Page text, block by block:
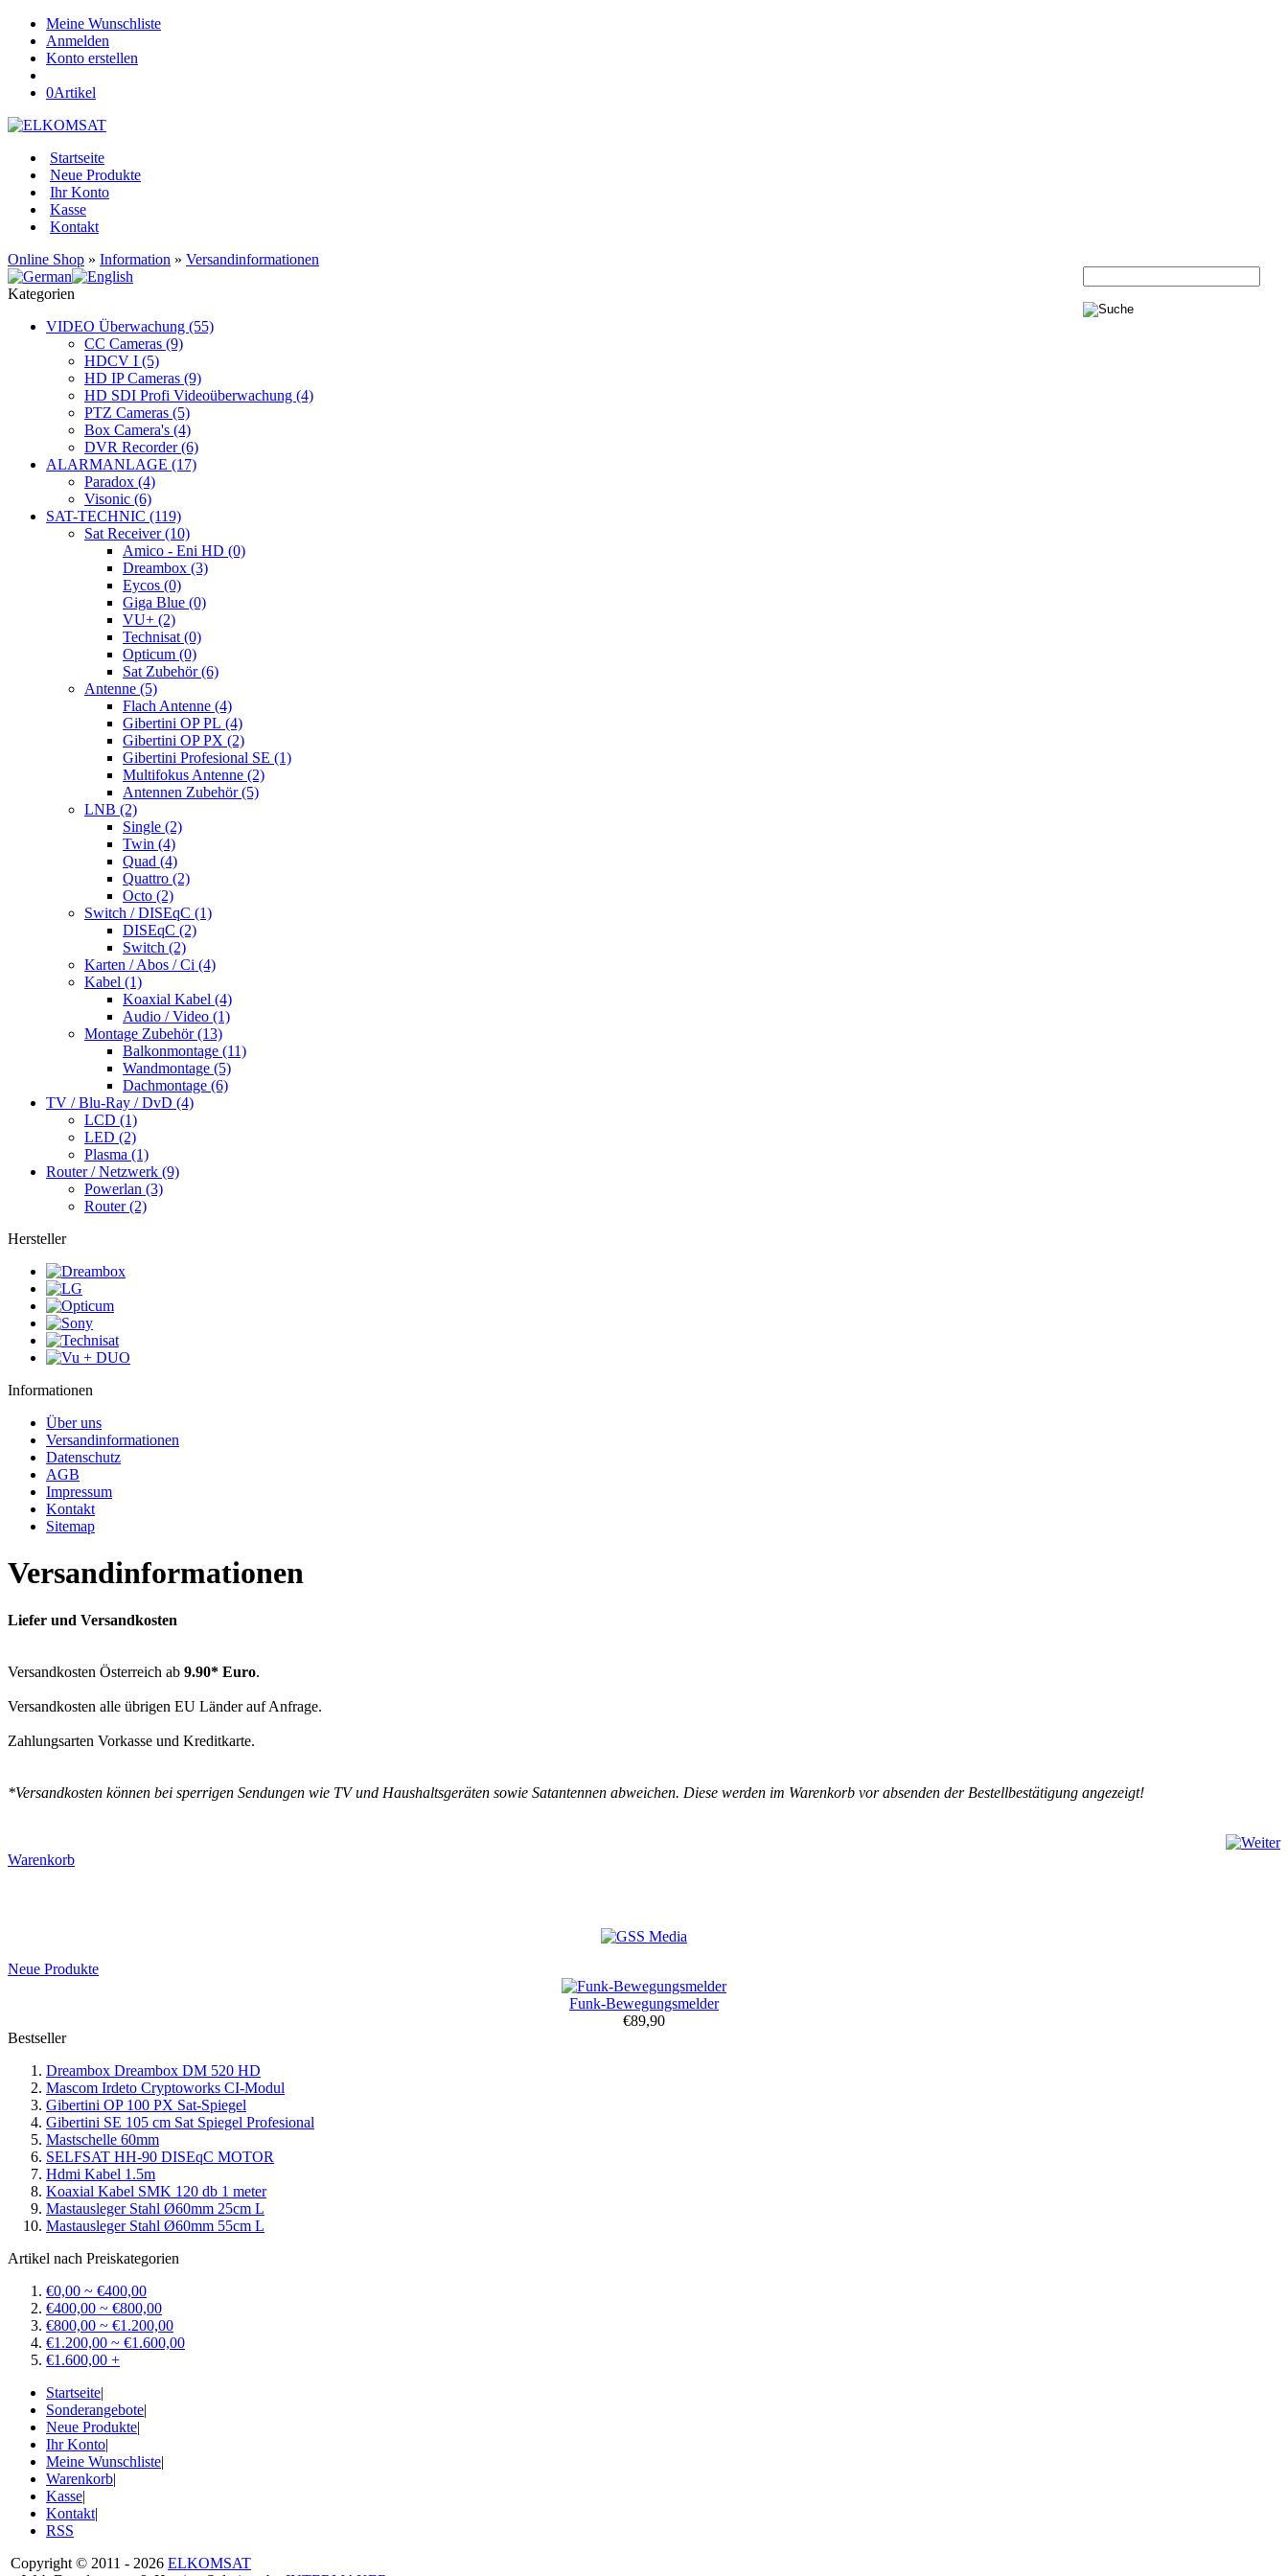
Meine Wunschliste
Anmelden
Konto erstellen
0Artikel
Startseite
Neue Produkte
Ihr Konto
Kasse
Kontakt
Online Shop » Information » Versandinformationen
Kategorien
VIDEO Überwachung (55)
CC Cameras (9)
HDCV I (5)
HD IP Cameras (9)
HD SDI Profi Videoüberwachung (4)
PTZ Cameras (5)
Box Camera's (4)
DVR Recorder (6)
ALARMANLAGE (17)
Paradox (4)
Visonic (6)
SAT-TECHNIC (119)
Sat Receiver (10)
Amico - Eni HD (0)
Dreambox (3)
Eycos (0)
Giga Blue (0)
VU+ (2)
Technisat (0)
Opticum (0)
Sat Zubehör (6)
Antenne (5)
Flach Antenne (4)
Gibertini OP PL (4)
Gibertini OP PX (2)
Gibertini Profesional SE (1)
Multifokus Antenne (2)
Antennen Zubehör (5)
LNB (2)
Single (2)
Twin (4)
Quad (4)
Quattro (2)
Octo (2)
Switch / DISEqC (1)
DISEqC (2)
Switch (2)
Karten / Abos / Ci (4)
Kabel (1)
Koaxial Kabel (4)
Audio / Video (1)
Montage Zubehör (13)
Balkonmontage (11)
Wandmontage (5)
Dachmontage (6)
TV / Blu-Ray / DvD (4)
LCD (1)
LED (2)
Plasma (1)
Router / Netzwerk (9)
Powerlan (3)
Router (2)
Hersteller
Informationen
Über uns
Versandinformationen
Datenschutz
AGB
Impressum
Kontakt
Sitemap
Versandinformationen
Liefer und Versandkosten
Versandkosten Österreich ab 9.90* Euro.
Versandkosten alle übrigen EU Länder auf Anfrage.
Zahlungsarten Vorkasse und Kreditkarte.
*Versandkosten können bei sperrigen Sendungen wie TV und Haushaltsgeräten sowie Satantennen abweichen. Diese werden im Warenkorb vor absenden der Bestellbestätigung angezeigt!
Warenkorb
Neue Produkte
Funk-Bewegungsmelder
€89,90
Bestseller
Dreambox Dreambox DM 520 HD
Mascom Irdeto Cryptoworks CI-Modul
Gibertini OP 100 PX Sat-Spiegel
Gibertini SE 105 cm Sat Spiegel Profesional
Mastschelle 60mm
SELFSAT HH-90 DISEqC MOTOR
Hdmi Kabel 1.5m
Koaxial Kabel SMK 120 db 1 meter
Mastausleger Stahl Ø60mm 25cm L
Mastausleger Stahl Ø60mm 55cm L
Artikel nach Preiskategorien
€0,00 ~ €400,00
€400,00 ~ €800,00
€800,00 ~ €1.200,00
€1.200,00 ~ €1.600,00
€1.600,00 +
Startseite|
Sonderangebote|
Neue Produkte|
Ihr Konto|
Meine Wunschliste|
Warenkorb|
Kasse|
Kontakt|
RSS
Copyright © 2011 - 2026 ELKOMSAT